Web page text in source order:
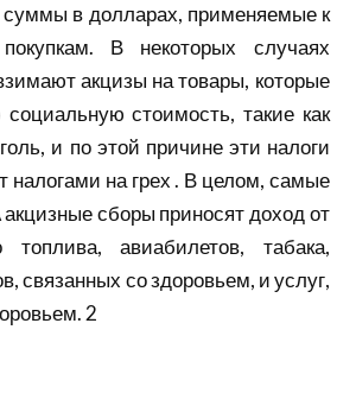
в долларах, применяемые к
В некоторых случаях
акцизы на товары, которые
стоимость, такие как
и по этой причине эти налоги
налогами на грех . В целом, самые
сборы приносят доход от
топлива, авиабилетов, табака,
связанных со здоровьем, и услуг,
2